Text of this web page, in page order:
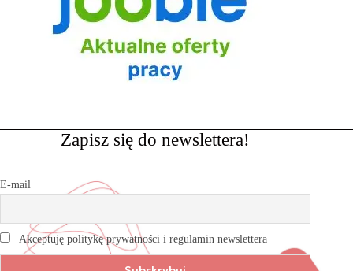
Zapisz się do newslettera!
E-mail
Akceptuję politykę prywatności i regulamin newslettera